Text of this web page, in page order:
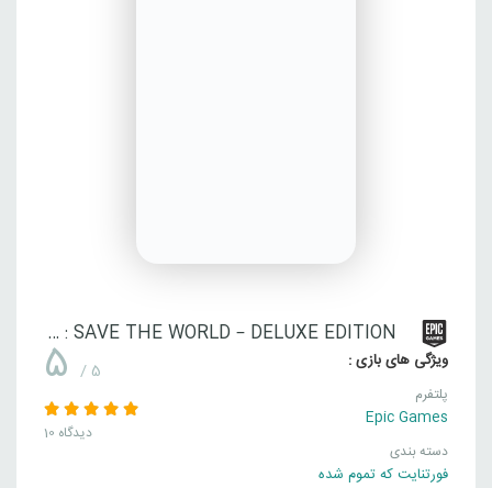
FORTNITE : SAVE THE WORLD – DELUXE EDITION
ویژگی های بازی :
پلتفرم
Epic Games
دسته بندی
فورتنایت که تموم شده
5 / 5
10 دیدگاه